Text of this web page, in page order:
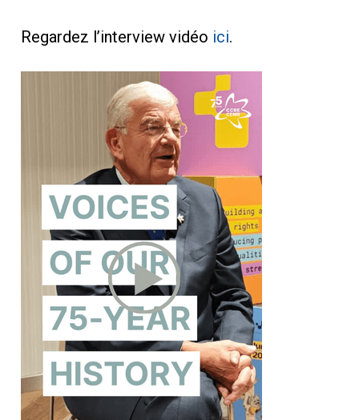
Regardez l’interview vidéo ici.